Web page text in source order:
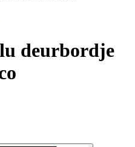
deurbordje